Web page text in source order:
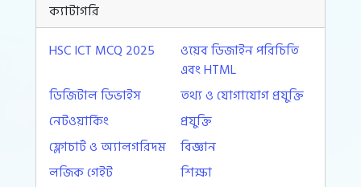
ক্যাটাগরি
HSC ICT MCQ 2025
ওয়েব ডিজাইন পরিচিতি
এবং HTML
ডিজিটাল ডিভাইস
তথ্য ও যোগাযোগ প্রযুক্তি
নেটওয়ার্কিং
প্রযুক্তি
ফ্লোচার্ট ও অ্যালগরিদম
বিজ্ঞান
লজিক গেইট
শিক্ষা